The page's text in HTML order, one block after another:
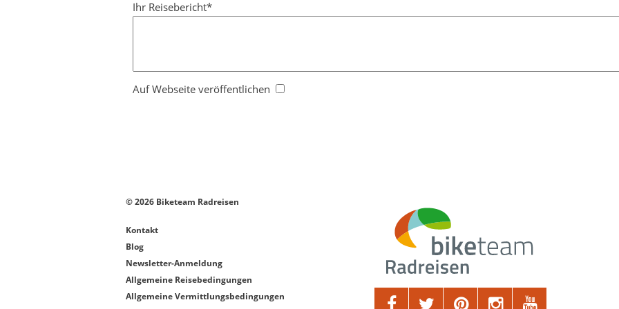
Ihr Reisebericht
Auf Webseite veröffentlichen
© 2026 Biketeam Radreisen
Kontakt
Blog
Newsletter-Anmeldung
Allgemeine Reisebedingungen
Allgemeine Vermittlungsbedingungen